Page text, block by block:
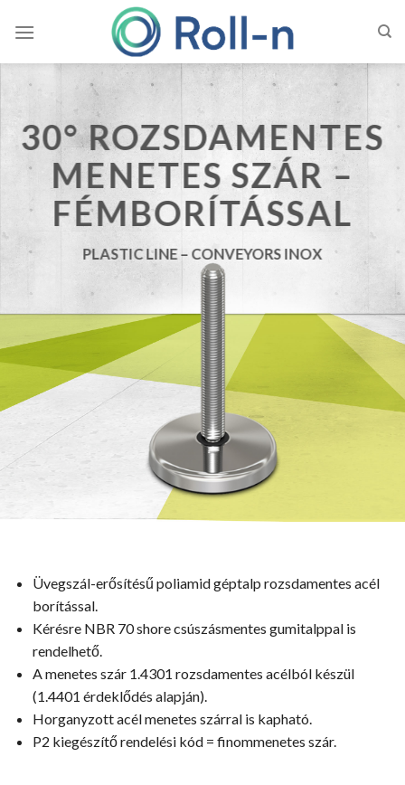
30° ROZSDAMENTES
MENETES SZÁR –
FÉMBORÍTÁSSAL
PLASTIC LINE – CONVEYORS INOX
Üvegszál-erősítésű poliamid géptalp rozsdamentes acél
borítással.
Kérésre NBR 70 shore csúszásmentes gumitalppal is
rendelhető.
A menetes szár 1.4301 rozsdamentes acélból készül
(1.4401 érdeklődés alapján).
Horganyzott acél menetes szárral is kapható.
P2 kiegészítő rendelési kód = finommenetes szár.